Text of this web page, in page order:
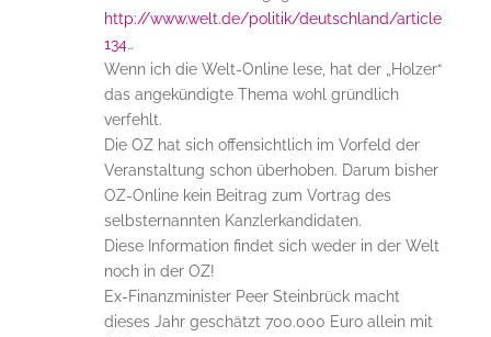
http://www.welt.de/politik/deutschland/article
134…
Wenn ich die Welt-Online lese, hat der „Holzer“
das angekündigte Thema wohl gründlich
verfehlt.
Die OZ hat sich offensichtlich im Vorfeld der
Veranstaltung schon überhoben. Darum bisher
OZ-Online kein Beitrag zum Vortrag des
selbsternannten Kanzlerkandidaten.
Diese Information findet sich weder in der Welt
noch in der OZ!
Ex-Finanzminister Peer Steinbrück macht
dieses Jahr geschätzt 700.000 Euro allein mit